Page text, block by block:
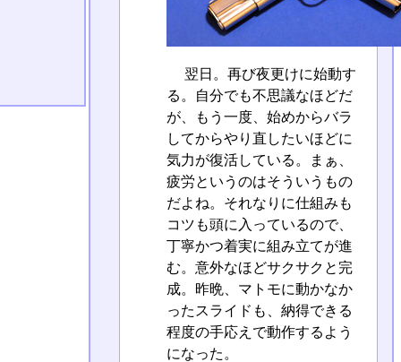
翌日。再び夜更けに始動す
る。自分でも不思議なほどだ
が、もう一度、始めからバラ
してからやり直したいほどに
気力が復活している。まぁ、
疲労というのはそういうもの
だよね。それなりに仕組みも
コツも頭に入っているので、
丁寧かつ着実に組み立てが進
む。意外なほどサクサクと完
成。昨晩、マトモに動かなか
ったスライドも、納得できる
程度の手応えで動作するよう
になった。